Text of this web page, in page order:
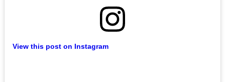
View this post on Instagram